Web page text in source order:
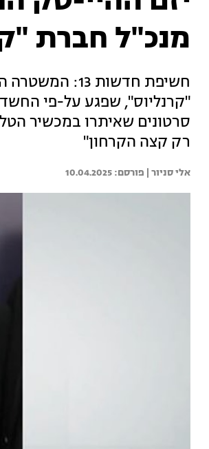
מנכ"ל חברת
חשיפת חדשות
סרטונים שאיתרו במכשיר
רק קצה הקרחון"
אלי סניור | 10.04.2025